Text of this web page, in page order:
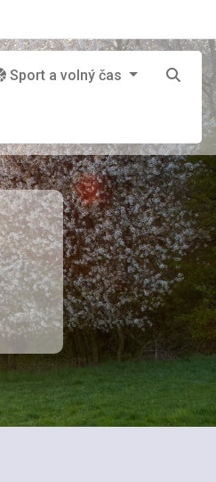
Sport a volný čas